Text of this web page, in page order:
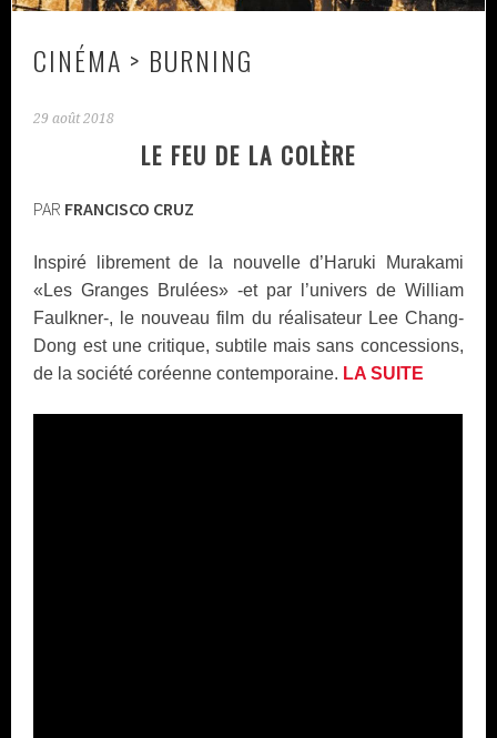
CINÉMA > BURNING
29 août 2018
LE FEU DE LA COLÈRE
PAR FRANCISCO CRUZ
Inspiré librement de la nouvelle d’Haruki Murakami
«Les Granges Brulées» -et par l’univers de William
Faulkner-, le nouveau film du réalisateur Lee Chang-
Dong est une critique, subtile mais sans concessions,
de la société coréenne contemporaine. LA SUITE